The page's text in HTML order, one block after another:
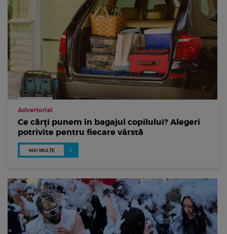
Advertorial
Ce cărți punem în bagajul copilului? Alegeri
potrivite pentru fiecare vârstă
MAI MULTE